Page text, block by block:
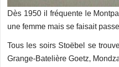
Dès 1950 il fréquente le
une femme mais se faisait
Tous les soirs Stoëbel se
Grange-Batelière Goetz,